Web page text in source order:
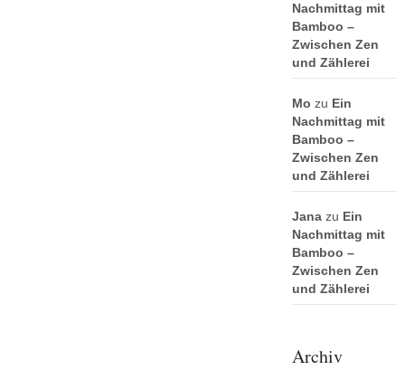
Nachmittag mit
Bamboo –
Zwischen Zen
und Zählerei
Mo zu Ein
Nachmittag mit
Bamboo –
Zwischen Zen
und Zählerei
Janazu Ein
Nachmittag mit
Bamboo –
Zwischen Zen
und Zählerei
Archiv